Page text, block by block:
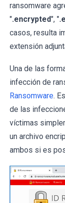
ransomware
".encrypted", "
casos, resulta
extensión
Una de las
infección de
Ransomware.
de las
víctimas
un archivo
ambos si es